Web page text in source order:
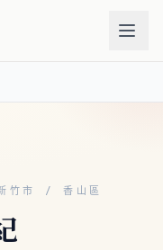
竹市 / 香山區